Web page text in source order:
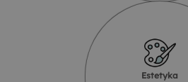
Estetyka